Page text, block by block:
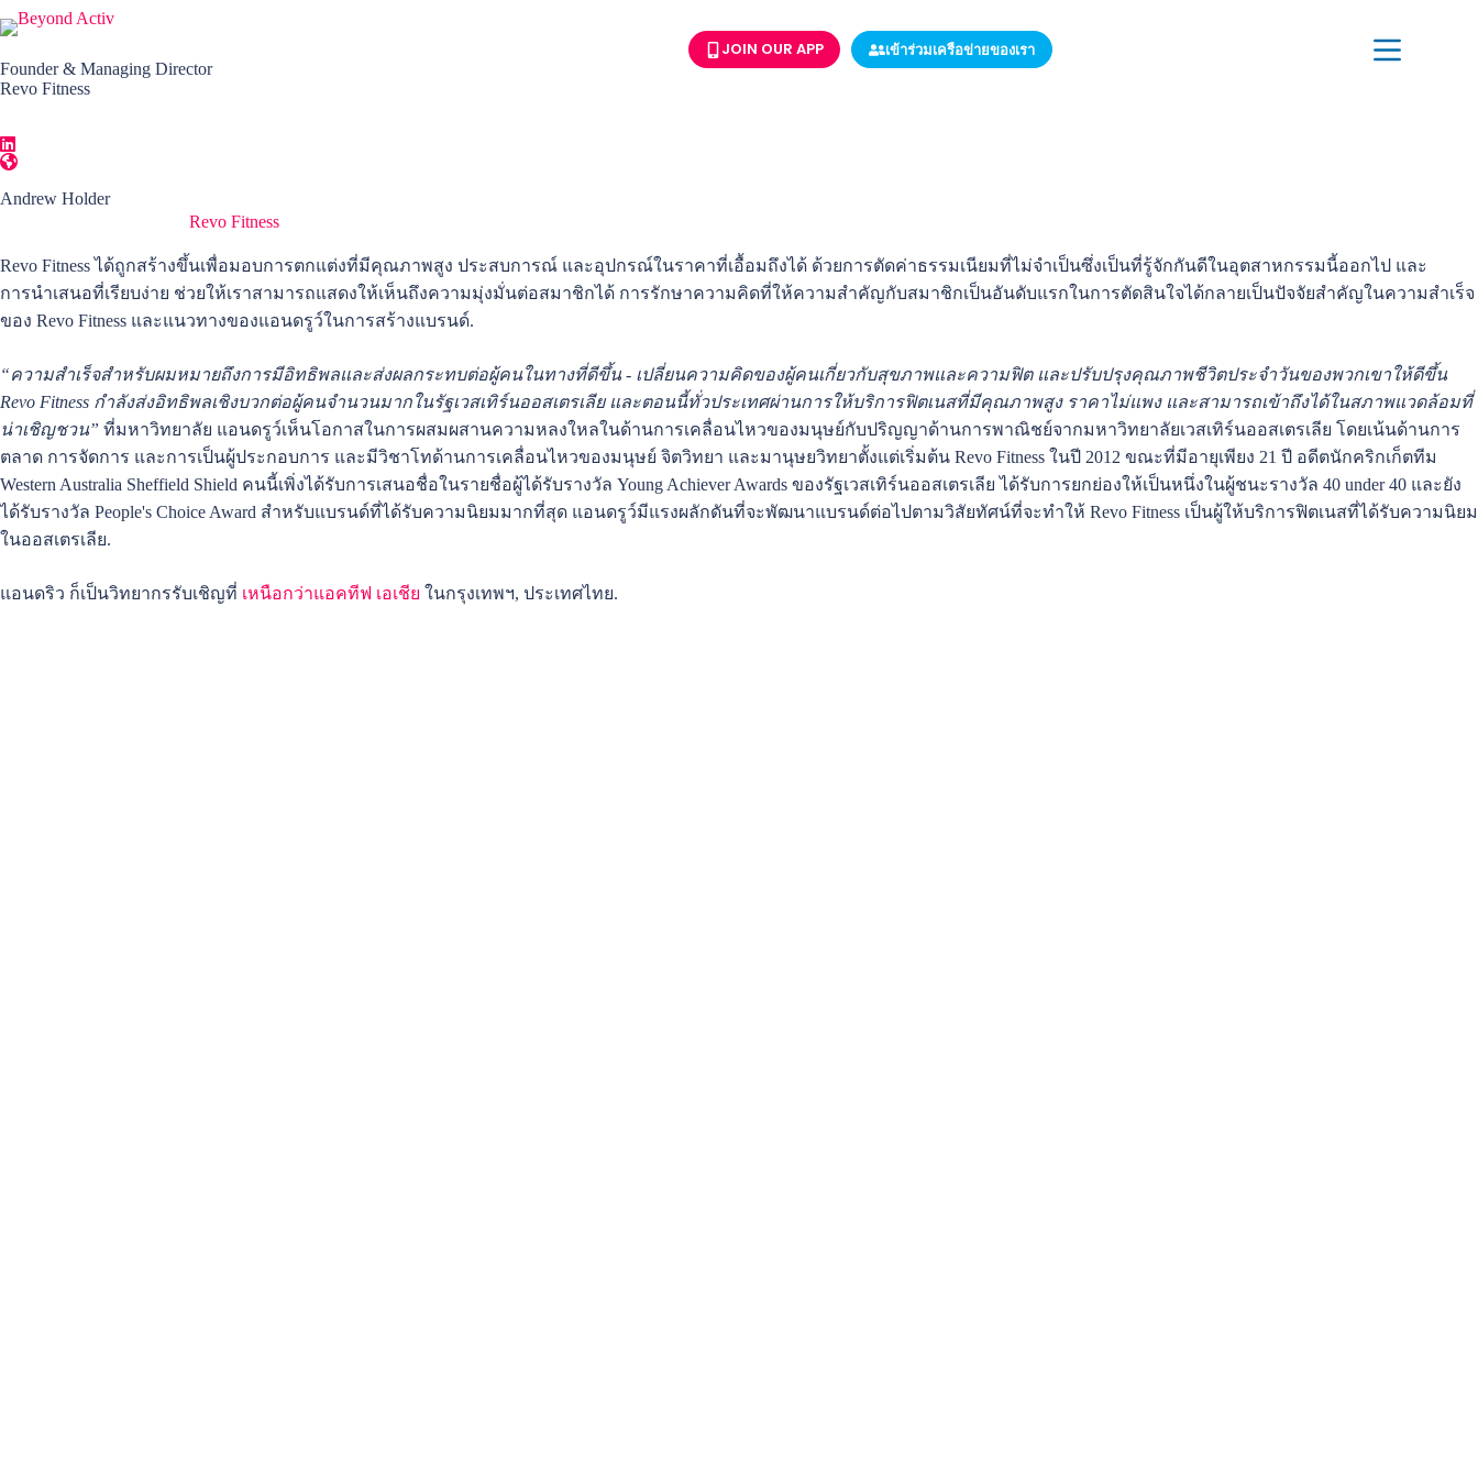
JOIN OUR APP เข้าร่วมเครือข่ายของเรา
Founder & Managing Director
Revo Fitness
Andrew Holder
Revo Fitness
Revo Fitness ได้ถูกสร้างขึ้นเพื่อมอบการตกแต่งที่มีคุณภาพสูง ประสบการณ์ และอุปกรณ์ในราคาที่เอื้อมถึงได้ ด้วยการตัดค่าธรรมเนียมที่ไม่จำเป็นซึ่งเป็นที่รู้จักกันดีในอุตสาหกรรมนี้ออกไป และ
การนำเสนอที่เรียบง่าย ช่วยให้เราสามารถแสดงให้เห็นถึงความมุ่งมั่นต่อสมาชิกได้ การรักษาความคิดที่ให้ความสำคัญกับสมาชิกเป็นอันดับแรกในการตัดสินใจได้กลายเป็นปัจจัยสำคัญในความสำเร็จ
ของ Revo Fitness และแนวทางของแอนดรูว์ในการสร้างแบรนด์.
“ความสำเร็จสำหรับผมหมายถึงการมีอิทธิพลและส่งผลกระทบต่อผู้คนในทางที่ดีขึ้น - เปลี่ยนความคิดของผู้คนเกี่ยวกับสุขภาพและความฟิต และปรับปรุงคุณภาพชีวิตประจำวันของพวกเขาให้ดีขึ้น
Revo Fitness กำลังส่งอิทธิพลเชิงบวกต่อผู้คนจำนวนมากในรัฐเวสเทิร์นออสเตรเลีย และตอนนี้ทั่วประเทศผ่านการให้บริการฟิตเนสที่มีคุณภาพสูง ราคาไม่แพง และสามารถเข้าถึงได้ในสภาพแวดล้อมที่
น่าเชิญชวน” ที่มหาวิทยาลัย แอนดรูว์เห็นโอกาสในการผสมผสานความหลงใหลในด้านการเคลื่อนไหวของมนุษย์กับปริญญาด้านการพาณิชย์จากมหาวิทยาลัยเวสเทิร์นออสเตรเลีย โดยเน้นด้านการ
ตลาด การจัดการ และการเป็นผู้ประกอบการ และมีวิชาโทด้านการเคลื่อนไหวของมนุษย์ จิตวิทยา และมานุษยวิทยาตั้งแต่เริ่มต้น Revo Fitness ในปี 2012 ขณะที่มีอายุเพียง 21 ปี อดีตนักคริกเก็ตทีม
Western Australia Sheffield Shield คนนี้เพิ่งได้รับการเสนอชื่อในรายชื่อผู้ได้รับรางวัล Young Achiever Awards ของรัฐเวสเทิร์นออสเตรเลีย ได้รับการยกย่องให้เป็นหนึ่งในผู้ชนะรางวัล 40 under 40 และยัง
ได้รับรางวัล People's Choice Award สำหรับแบรนด์ที่ได้รับความนิยมมากที่สุด แอนดรูว์มีแรงผลักดันที่จะพัฒนาแบรนด์ต่อไปตามวิสัยทัศน์ที่จะทำให้ Revo Fitness เป็นผู้ให้บริการฟิตเนสที่ได้รับความนิยม
ในออสเตรเลีย.
แอนดริว ก็เป็นวิทยากรรับเชิญที่ เหนือกว่าแอคทีฟ เอเชีย ในกรุงเทพฯ, ประเทศไทย.